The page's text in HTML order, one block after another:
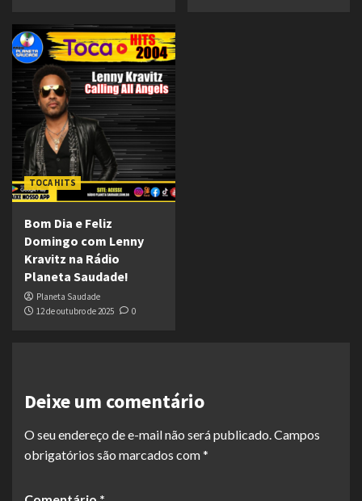
TOCA HITS
Bom Dia e Feliz
Domingo com Lenny
Kravitz na Rádio
Planeta Saudade!
Planeta Saudade
12 de outubro de 2025
0
Deixe um comentário
O seu endereço de e-mail não será publicado.Campos
obrigatórios são marcados com*